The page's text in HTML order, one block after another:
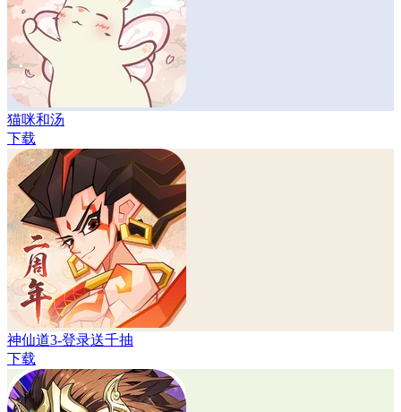
猫咪和汤
下载
神仙道3-登录送千抽
下载